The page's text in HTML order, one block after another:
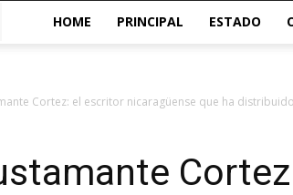
a
HOME PRINCIPAL ESTADO
Cortez: el escritor nicaragüense que ha